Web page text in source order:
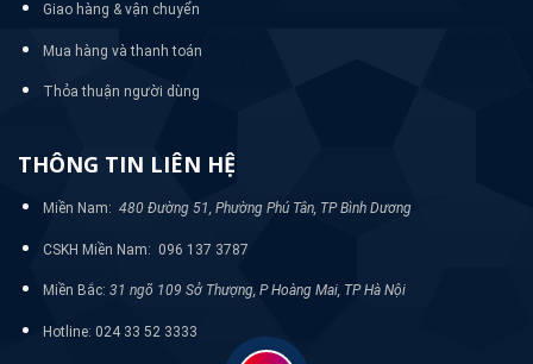
Giao hàng & vận chuyển
Mua hàng và thanh toán
Thỏa thuận người dùng
THÔNG TIN LIÊN HỆ
Miền Nam: 480 Đường 51, Phường Phú Tân, TP Bình Dương
CSKH Miền Nam: 096 137 3787
Miền Bắc: 31 ngõ 109 Sở Thượng, P Hoàng Mai, TP Hà Nội
Hotline: 024 33 52 3333